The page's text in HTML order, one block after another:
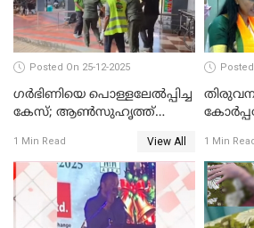
Posted On 25-12-2025
ഗര്‍ഭിണിയെ പൊള്ളലേല്‍പ്പിച്ച
കേസ്; ആണ്‍സുഹൃത്ത്
1 Min Read View All
Posted
1 Min Read